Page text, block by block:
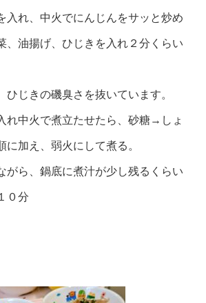
れ、中火でにんじんをサッと炒め
、油揚げ、ひじきを入れ２分くらい
じきの磯臭さを抜いています。
中火で煮立たせたら、砂糖→しょ
加え、弱火にして煮る。
ら、鍋底に煮汁が少し残るくらい
０分